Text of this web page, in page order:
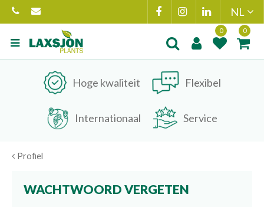
Ga
naar
content
Hoge kwaliteit Flexibel
Internationaal Service
Profiel
aan wensenlijst
toegevoegd
WACHTWOORD VERGETEN